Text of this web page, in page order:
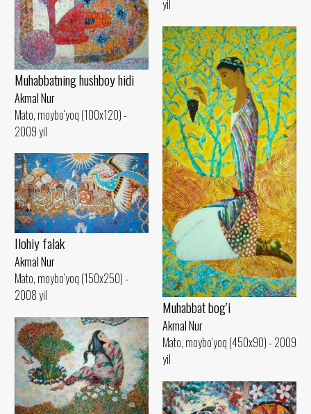
yil
Muhabbatning hushboy hidi
Akmal Nur
Mato, moybo‘yoq (100x120) -
2009 yil
Muhabbat bog’i
Akmal Nur
Mato, moybo‘yoq (450x90) - 2009
yil
Ilohiy falak
Akmal Nur
Mato, moybo‘yoq (150x250) -
2008 yil